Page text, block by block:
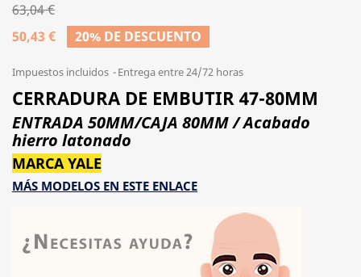
63,04 €
50,43 €
20% DE DESCUENTO
Impuestos incluidos Entrega entre 24/72 horas
CERRADURA DE EMBUTIR 47-80MM
ENTRADA 50MM/CAJA 80MM / Acabado
hierro latonado
MARCA YALE
MÁS MODELOS EN ESTE ENLACE